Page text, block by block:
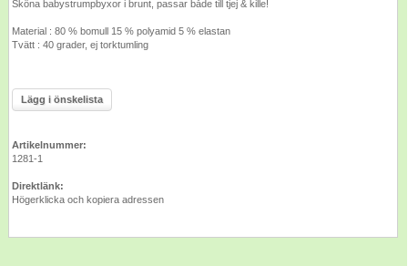
Sköna babystrumpbyxor i brunt, passar både till tjej & kille!
Material : 80 % bomull 15 % polyamid 5 % elastan
Tvätt : 40 grader, ej torktumling
Lägg i önskelista
Artikelnummer:
1281-1
Direktlänk:
Högerklicka och kopiera adressen